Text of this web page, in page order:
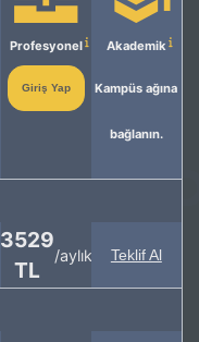
Profesyonel
Giriş Yap
Akademik
Kampüs ağına
bağlanın.
3529
TL
/aylık Teklif Al